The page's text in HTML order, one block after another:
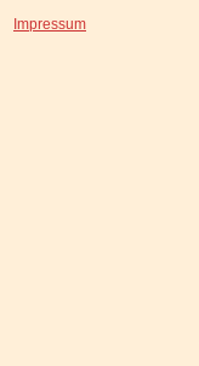
Impressum